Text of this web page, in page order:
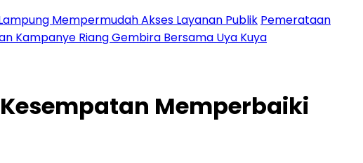
Mempermudah Akses Layanan Publik Pemerataan
Kampanye Riang Gembira Bersama Uya Kuya
Memperbaiki